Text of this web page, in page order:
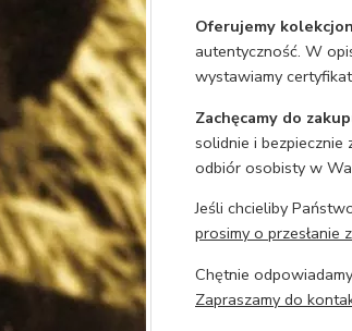
Oferujemy
autentyczność. W
wystawiamy
Zachęcamy do
solidnie i bezpiecznie
odbiór osobisty w
Jeśli chcieliby
prosimy o przesłanie
Chętnie
Zapraszamy do